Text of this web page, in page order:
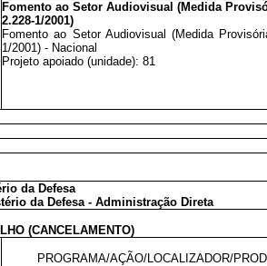
Fomento ao Setor Audiovisual (Medida
2.228-1/2001)
Fomento ao Setor Audiovisual (Medida
1/2001) - Nacional
Projeto apoiado (unidade): 81
da Defesa
da Defesa - Administração Direta
(CANCELAMENTO)
PROGRAMA/AÇÃO/LOCALIZADOR/